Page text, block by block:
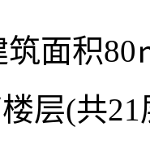
筑面积
层(共